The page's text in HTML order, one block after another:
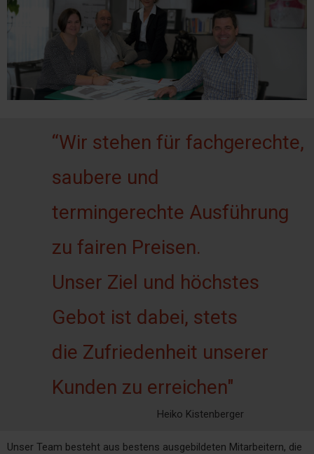
“Wir stehen für fachgerechte,
saubere und
termingerechte Ausführung
zu fairen Preisen.
Unser Ziel und höchstes
Gebot ist dabei, stets
die Zufriedenheit unserer
Kunden zu erreichen"
Heiko Kistenberger
Unser Team besteht aus bestens ausgebildeten Mitarbeitern, die